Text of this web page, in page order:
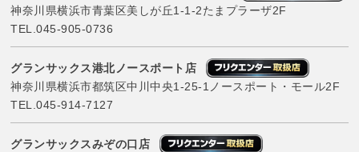
神奈川県横浜市青葉区美しが丘1-1-2たまプラーザ2F
TEL.045-905-0736
グランサックス港北ノースポート店
神奈川県横浜市都筑区中川中央1-25-1ノースポート・モール2F
TEL.045-914-7127
グランサックスみぞの口店